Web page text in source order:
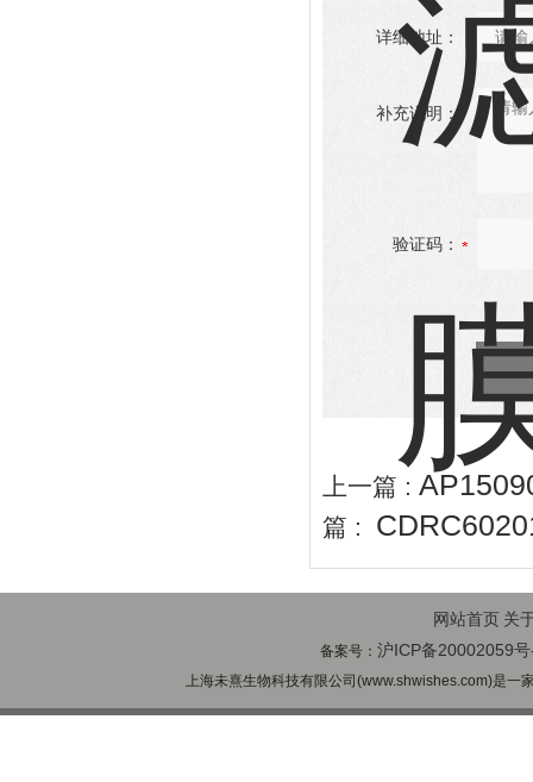
详细地址：
补充说明：
验证码：
上一篇 :
篇 :
网站首页 关
备案号：沪ICP备20002059
上海未熹生物科技有限公司(www.shwishes.com)是一